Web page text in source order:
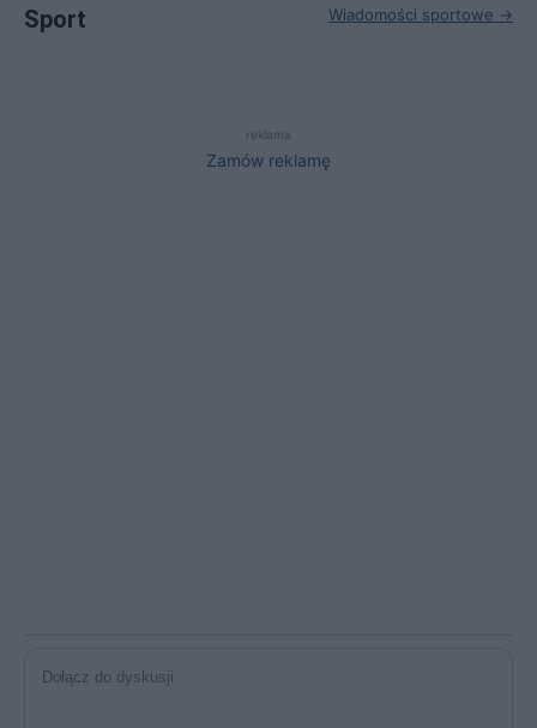
Sport Wiadomości sportowe →
reklama
Zamów reklamę